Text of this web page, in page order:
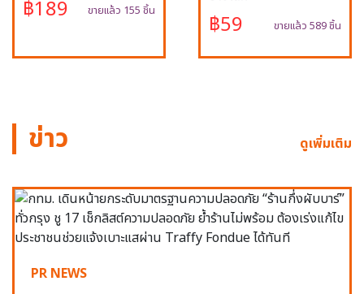
฿189 ขายแล้ว 155 ชิ้น ฿59 ขายแล้ว 589 ชิ้น
ข่าว ดูเพิ่มเติม
PR NEWS